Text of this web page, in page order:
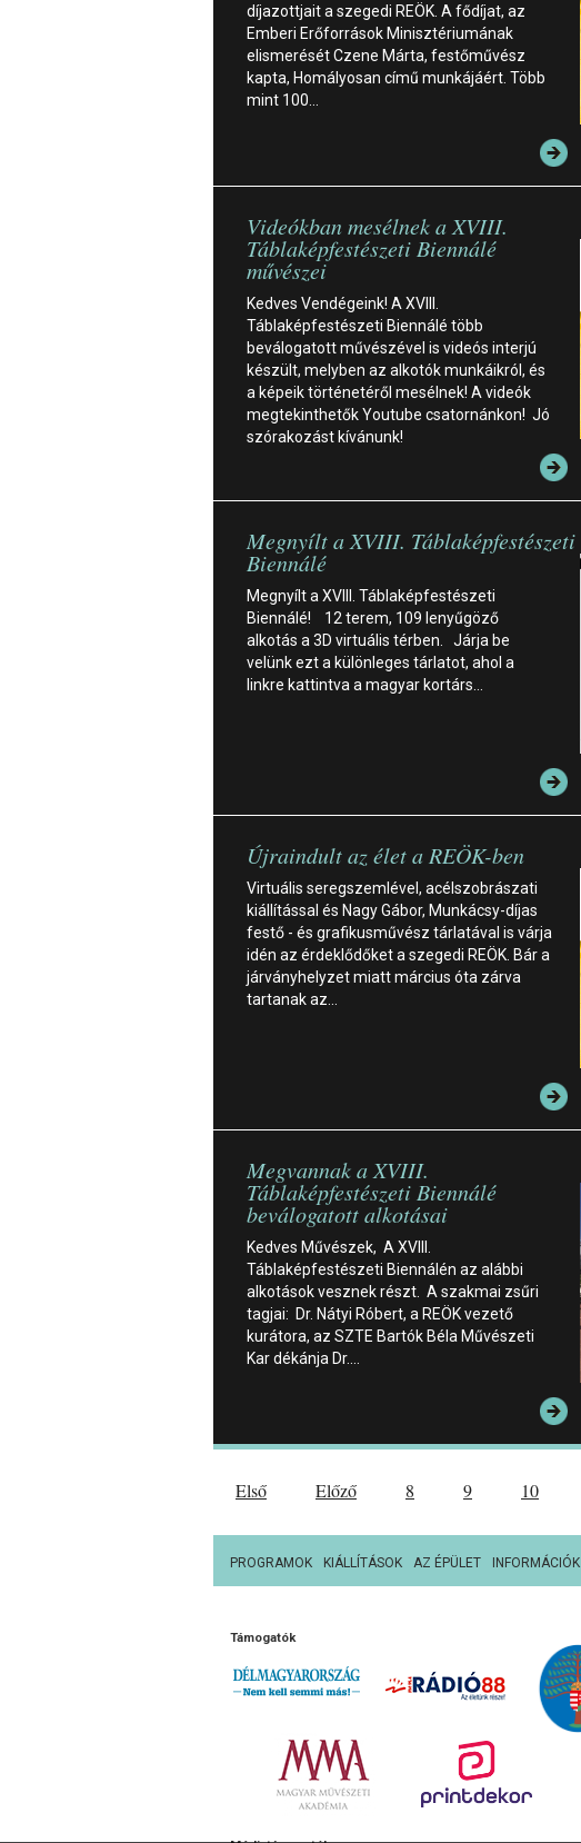
díjazottjait a szegedi REÖK. A fődíjat, az
Emberi Erőforrások Minisztériumának
elismerését Czene Márta, festőművész
kapta, Homályosan című munkájáért. Több
mint 100…
Videókban mesélnek a XVIII.
Táblaképfestészeti Biennálé
művészei
Kedves Vendégeink! A XVIII.
Táblaképfestészeti Biennálé több
beválogatott művészével is videós interjú
készült, melyben az alkotók munkáikról, és
a képeik történetéről mesélnek! A videók
megtekinthetők Youtube csatornánkon! Jó
szórakozást kívánunk!
Megnyílt a XVIII. Táblaképfestészeti
Biennálé
Megnyílt a XVIII. Táblaképfestészeti
Biennálé! 12 terem, 109 lenyűgöző
alkotás a 3D virtuális térben. Járja be
velünk ezt a különleges tárlatot, ahol a
linkre kattintva a magyar kortárs…
Újraindult az élet a REÖK-ben
Virtuális seregszemlével, acélszobrászati
kiállítással és Nagy Gábor, Munkácsy-díjas
festő - és grafikusművész tárlatával is várja
idén az érdeklődőket a szegedi REÖK. Bár a
járványhelyzet miatt március óta zárva
tartanak az…
Megvannak a XVIII.
Táblaképfestészeti Biennálé
beválogatott alkotásai
Kedves Művészek, A XVIII.
Táblaképfestészeti Biennálén az alábbi
alkotások vesznek részt. A szakmai zsűri
tagjai: Dr. Nátyi Róbert, a REÖK vezető
kurátora, az SZTE Bartók Béla Művészeti
Kar dékánja Dr.…
Első Előző 8 9 10
PROGRAMOK KIÁLLÍTÁSOK AZ ÉPÜLET INFORMÁCIÓK
Támogatók